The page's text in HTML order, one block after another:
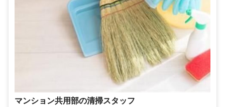
マンション共用部の清掃スタッフ